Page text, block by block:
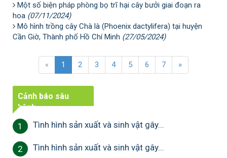
Một số biện pháp phòng bọ trĩ hại cây bưởi giai đoạn ra
hoa (07/11/2024)
Mô hình trồng cây Chà là (Phoenix dactylifera) tại huyện
Cần Giờ, Thành phố Hồ Chí Minh (27/05/2024)
« 1 2 3 4 5 6 7 »
Cảnh báo sâu
bệnh
1 Tình hình sản xuất và sinh vật gây...
2 Tình hình sản xuất và sinh vật gây...